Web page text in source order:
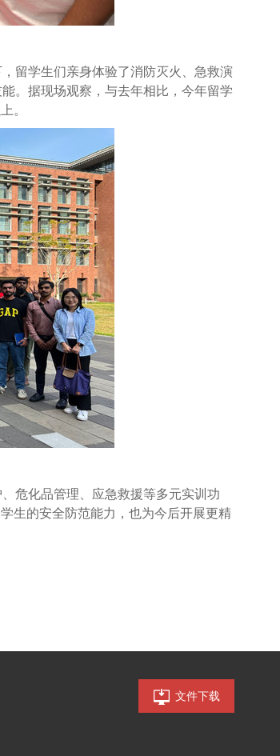
留学生们亲身体验了消防灭火、急救演
。据现场观察，与去年相比，今年留学
。
危化品管理、应急救援等多元实训功
生的安全防范能力，也为今后开展更精
文件下载